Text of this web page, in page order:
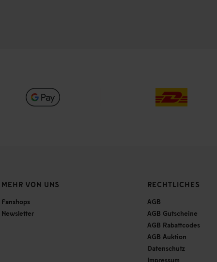
MEHR VON UNS
Fanshops
Newsletter
RECHTLICHES
AGB
AGB Gutscheine
AGB Rabattcodes
AGB Auktion
Datenschutz
Impressum